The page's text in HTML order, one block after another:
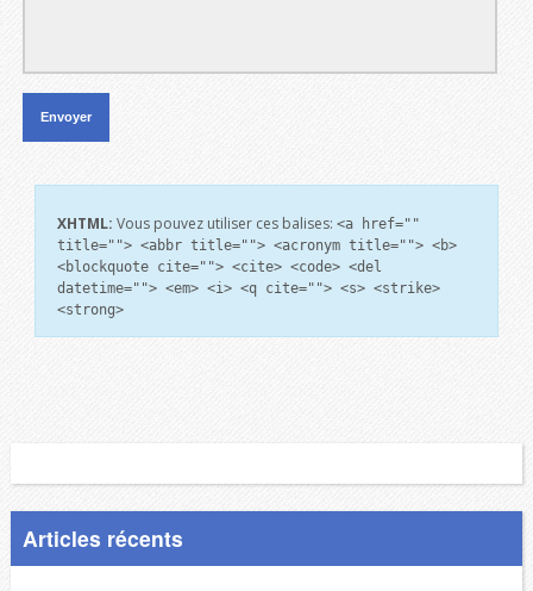
XHTML: Vous pouvez utiliser ces balises: <a href=""
title=""> <abbr title=""> <acronym title=""> <b>
<blockquote cite=""> <cite> <code> <del
datetime=""> <em> <i> <q cite=""> <s> <strike>
<strong>
Articles récents